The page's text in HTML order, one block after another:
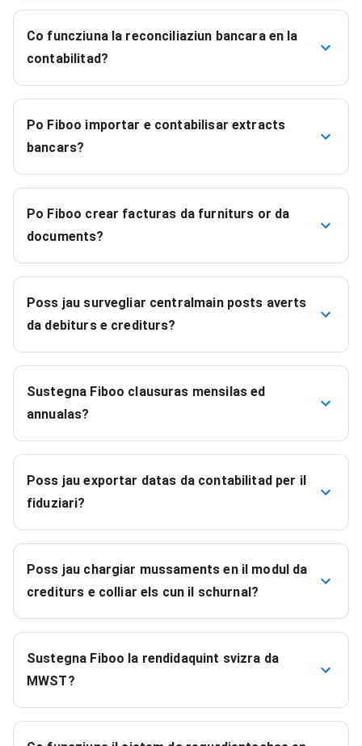
Co funcziuna la reconciliaziun bancara en la
contabilitad?
Po Fiboo importar e contabilisar extracts
bancars?
Po Fiboo crear facturas da furniturs or da
documents?
Poss jau survegliar centralmain posts averts
da debiturs e crediturs?
Sustegna Fiboo clausuras mensilas ed
annualas?
Poss jau exportar datas da contabilitad per il
fiduziari?
Poss jau chargiar mussaments en il modul da
crediturs e colliar els cun il schurnal?
Sustegna Fiboo la rendidaquint svizra da
MWST?